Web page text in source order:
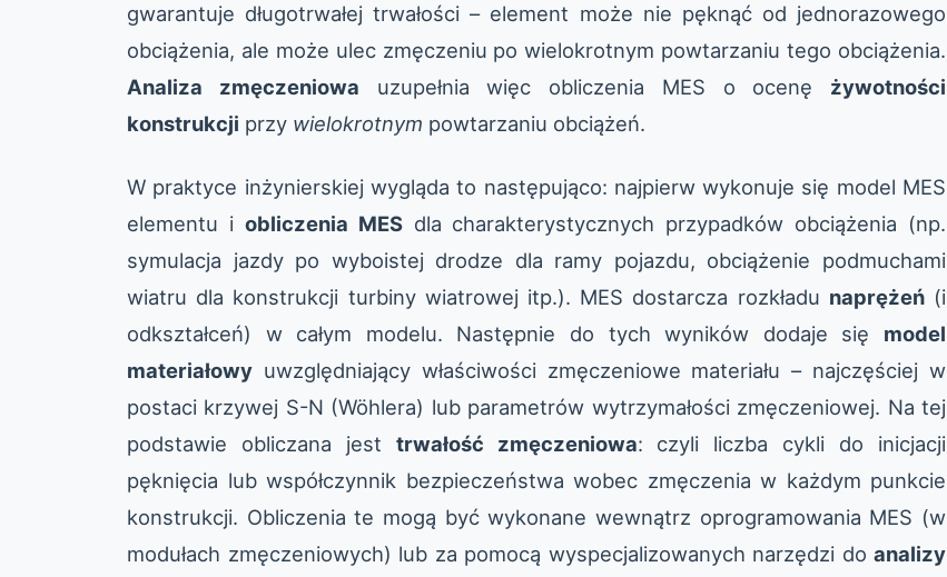
gwarantuje długotrwałej trwałości – element może nie pęknąć od jednorazowego
obciążenia, ale może ulec zmęczeniu po wielokrotnym powtarzaniu tego obciążenia.
Analiza zmęczeniowa uzupełnia więc obliczenia MES o ocenę żywotności
konstrukcji przy wielokrotnym powtarzaniu obciążeń.
W praktyce inżynierskiej wygląda to następująco: najpierw wykonuje się model MES
elementu i obliczenia MESdla charakterystycznych przypadków obciążenia (np.
symulacja jazdy po wyboistej drodze dla ramy pojazdu, obciążenie podmuchami
wiatru dla konstrukcji turbiny wiatrowej itp.). MES dostarcza rozkładu naprężeń(i
odkształceń) w całym modelu. Następnie do tych wyników dodaje się model
materiałowy uwzględniający właściwości zmęczeniowe materiału – najczęściej w
postaci krzywej S-N (Wöhlera) lub parametrów wytrzymałości zmęczeniowej. Na tej
podstawie obliczana jest trwałość zmęczeniowa: czyli liczba cykli do inicjacji
pęknięcia lub współczynnik bezpieczeństwa wobec zmęczenia w każdym punkcie
konstrukcji. Obliczenia te mogą być wykonane wewnątrz oprogramowania MES (w
modułach zmęczeniowych) lub za pomocą wyspecjalizowanych narzędzi do analizy